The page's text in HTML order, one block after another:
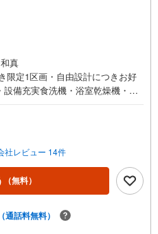
真
限定1区画・自由設計につきお好
設備充実食洗機・浴室乾燥機・ウ
8分・ローソン 高槻如是町店:徒
見学のご予約、物件詳細は
ハウスフリーダム茨木店は店舗
ス・授乳室（エアコン・空気清
・店内では物件情報を常時1,000件
お聞かせ頂けましたら、閲覧用PC
めてのお家探しの方でも安心住宅
社レビュー 14件
（無料）
（通話料無料）